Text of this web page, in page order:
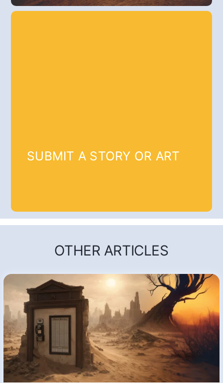
SUBMIT A STORY OR ART
OTHER ARTICLES